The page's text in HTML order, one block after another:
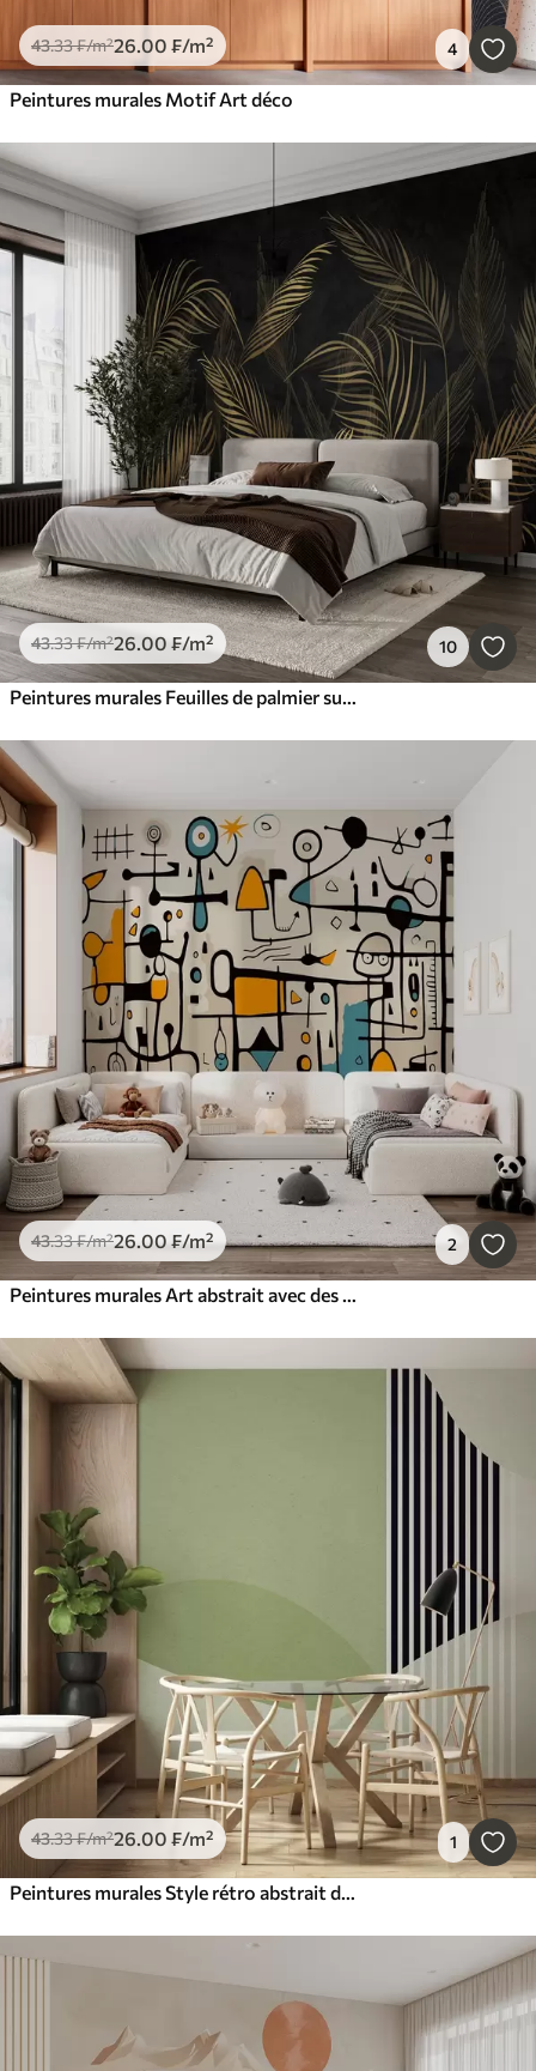
43.33₣/m²26.00 ₣/m² 4
Peintures murales Motif Art déco
43.33₣/m²26.00 ₣/m² 10
Peintures murales Feuilles de palmier sur fond de mur noir
43.33₣/m²26.00 ₣/m² 2
Peintures murales Art abstrait avec des formes géométriques dans le style Art nouveau
43.33₣/m²26.00 ₣/m² 1
Peintures murales Style rétro abstrait de couleur verte